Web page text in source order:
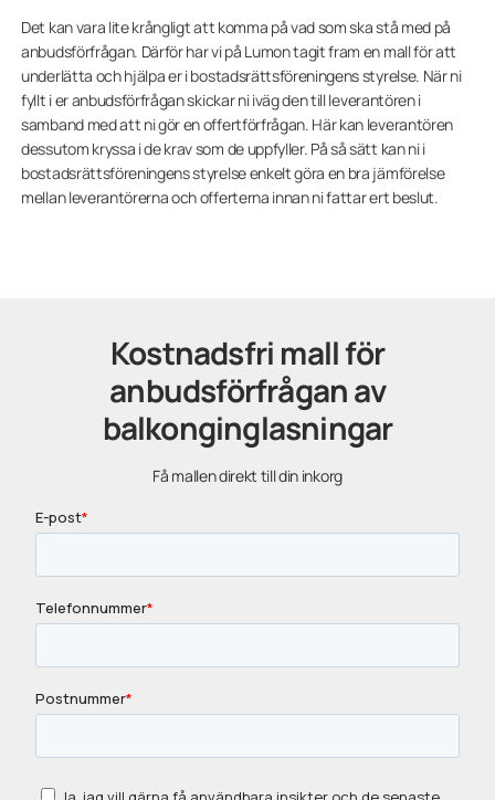
Det kan vara lite krångligt att komma på vad som ska stå med på
anbudsförfrågan. Därför har vi på Lumon tagit fram en mall för att
underlätta och hjälpa er i bostadsrättsföreningens styrelse. När ni
fyllt i er anbudsförfrågan skickar ni iväg den till leverantören i
samband med att ni gör en offertförfrågan. Här kan leverantören
dessutom kryssa i de krav som de uppfyller. På så sätt kan ni i
bostadsrättsföreningens styrelse enkelt göra en bra jämförelse
mellan leverantörerna och offerterna innan ni fattar ert beslut.
Kostnadsfri mall för
anbudsförfrågan av
balkonginglasningar
Få mallen direkt till din inkorg